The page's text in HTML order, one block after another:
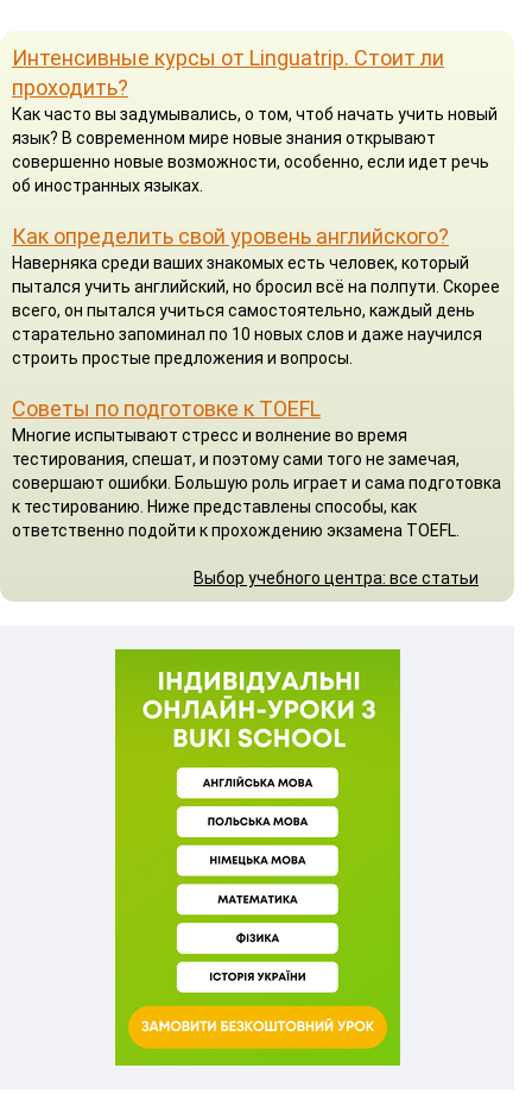
Интенсивные курсы от Linguatrip. Стоит ли
проходить?
Как часто вы задумывались, о том, чтоб начать учить новый
язык? В современном мире новые знания открывают
совершенно новые возможности, особенно, если идет речь
об иностранных языках.
Как определить свой уровень английского?
Наверняка среди ваших знакомых есть человек, который
пытался учить английский, но бросил всё на полпути. Скорее
всего, он пытался учиться самостоятельно, каждый день
старательно запоминал по 10 новых слов и даже научился
строить простые предложения и вопросы.
Советы по подготовке к TOEFL
Многие испытывают стресс и волнение во время
тестирования, спешат, и поэтому сами того не замечая,
совершают ошибки. Большую роль играет и сама подготовка
к тестированию. Ниже представлены способы, как
ответственно подойти к прохождению экзамена TOEFL.
Выбор учебного центра: все статьи